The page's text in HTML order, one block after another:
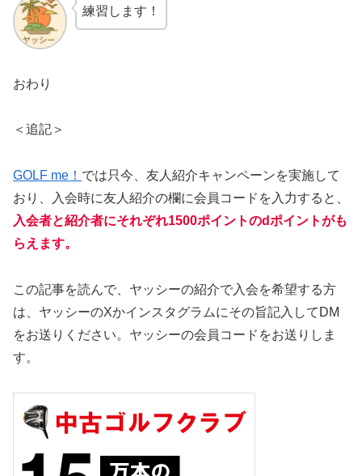
練習します！
おわり
＜追記＞
GOLF me！ では只今、友人紹介キャンペーンを実施して
おり、入会時に友人紹介の欄に会員コードを入力すると、
入会者と紹介者にそれぞれ1500ポイントのdポイントがも
らえます。
この記事を読んで、ヤッシーの紹介で入会を希望する方
は、ヤッシーのXかインスタグラムにその旨記入してDM
をお送りください。ヤッシーの会員コードをお送りしま
す。